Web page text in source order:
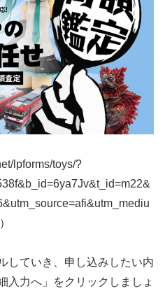
lpforms/toys/?
していき、申し込みしたい内
入力へ」をクリックしましょ